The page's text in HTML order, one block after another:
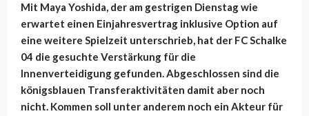
Mit Maya Yoshida, der am gestrigen Dienstag wie
erwartet einen Einjahresvertrag inklusive Option auf
eine weitere Spielzeit unterschrieb, hat der FC Schalke
04 die gesuchte Verstärkung für die
Innenverteidigung gefunden. Abgeschlossen sind die
königsblauen Transferaktivitäten damit aber noch
nicht. Kommen soll unter anderem noch ein Akteur für